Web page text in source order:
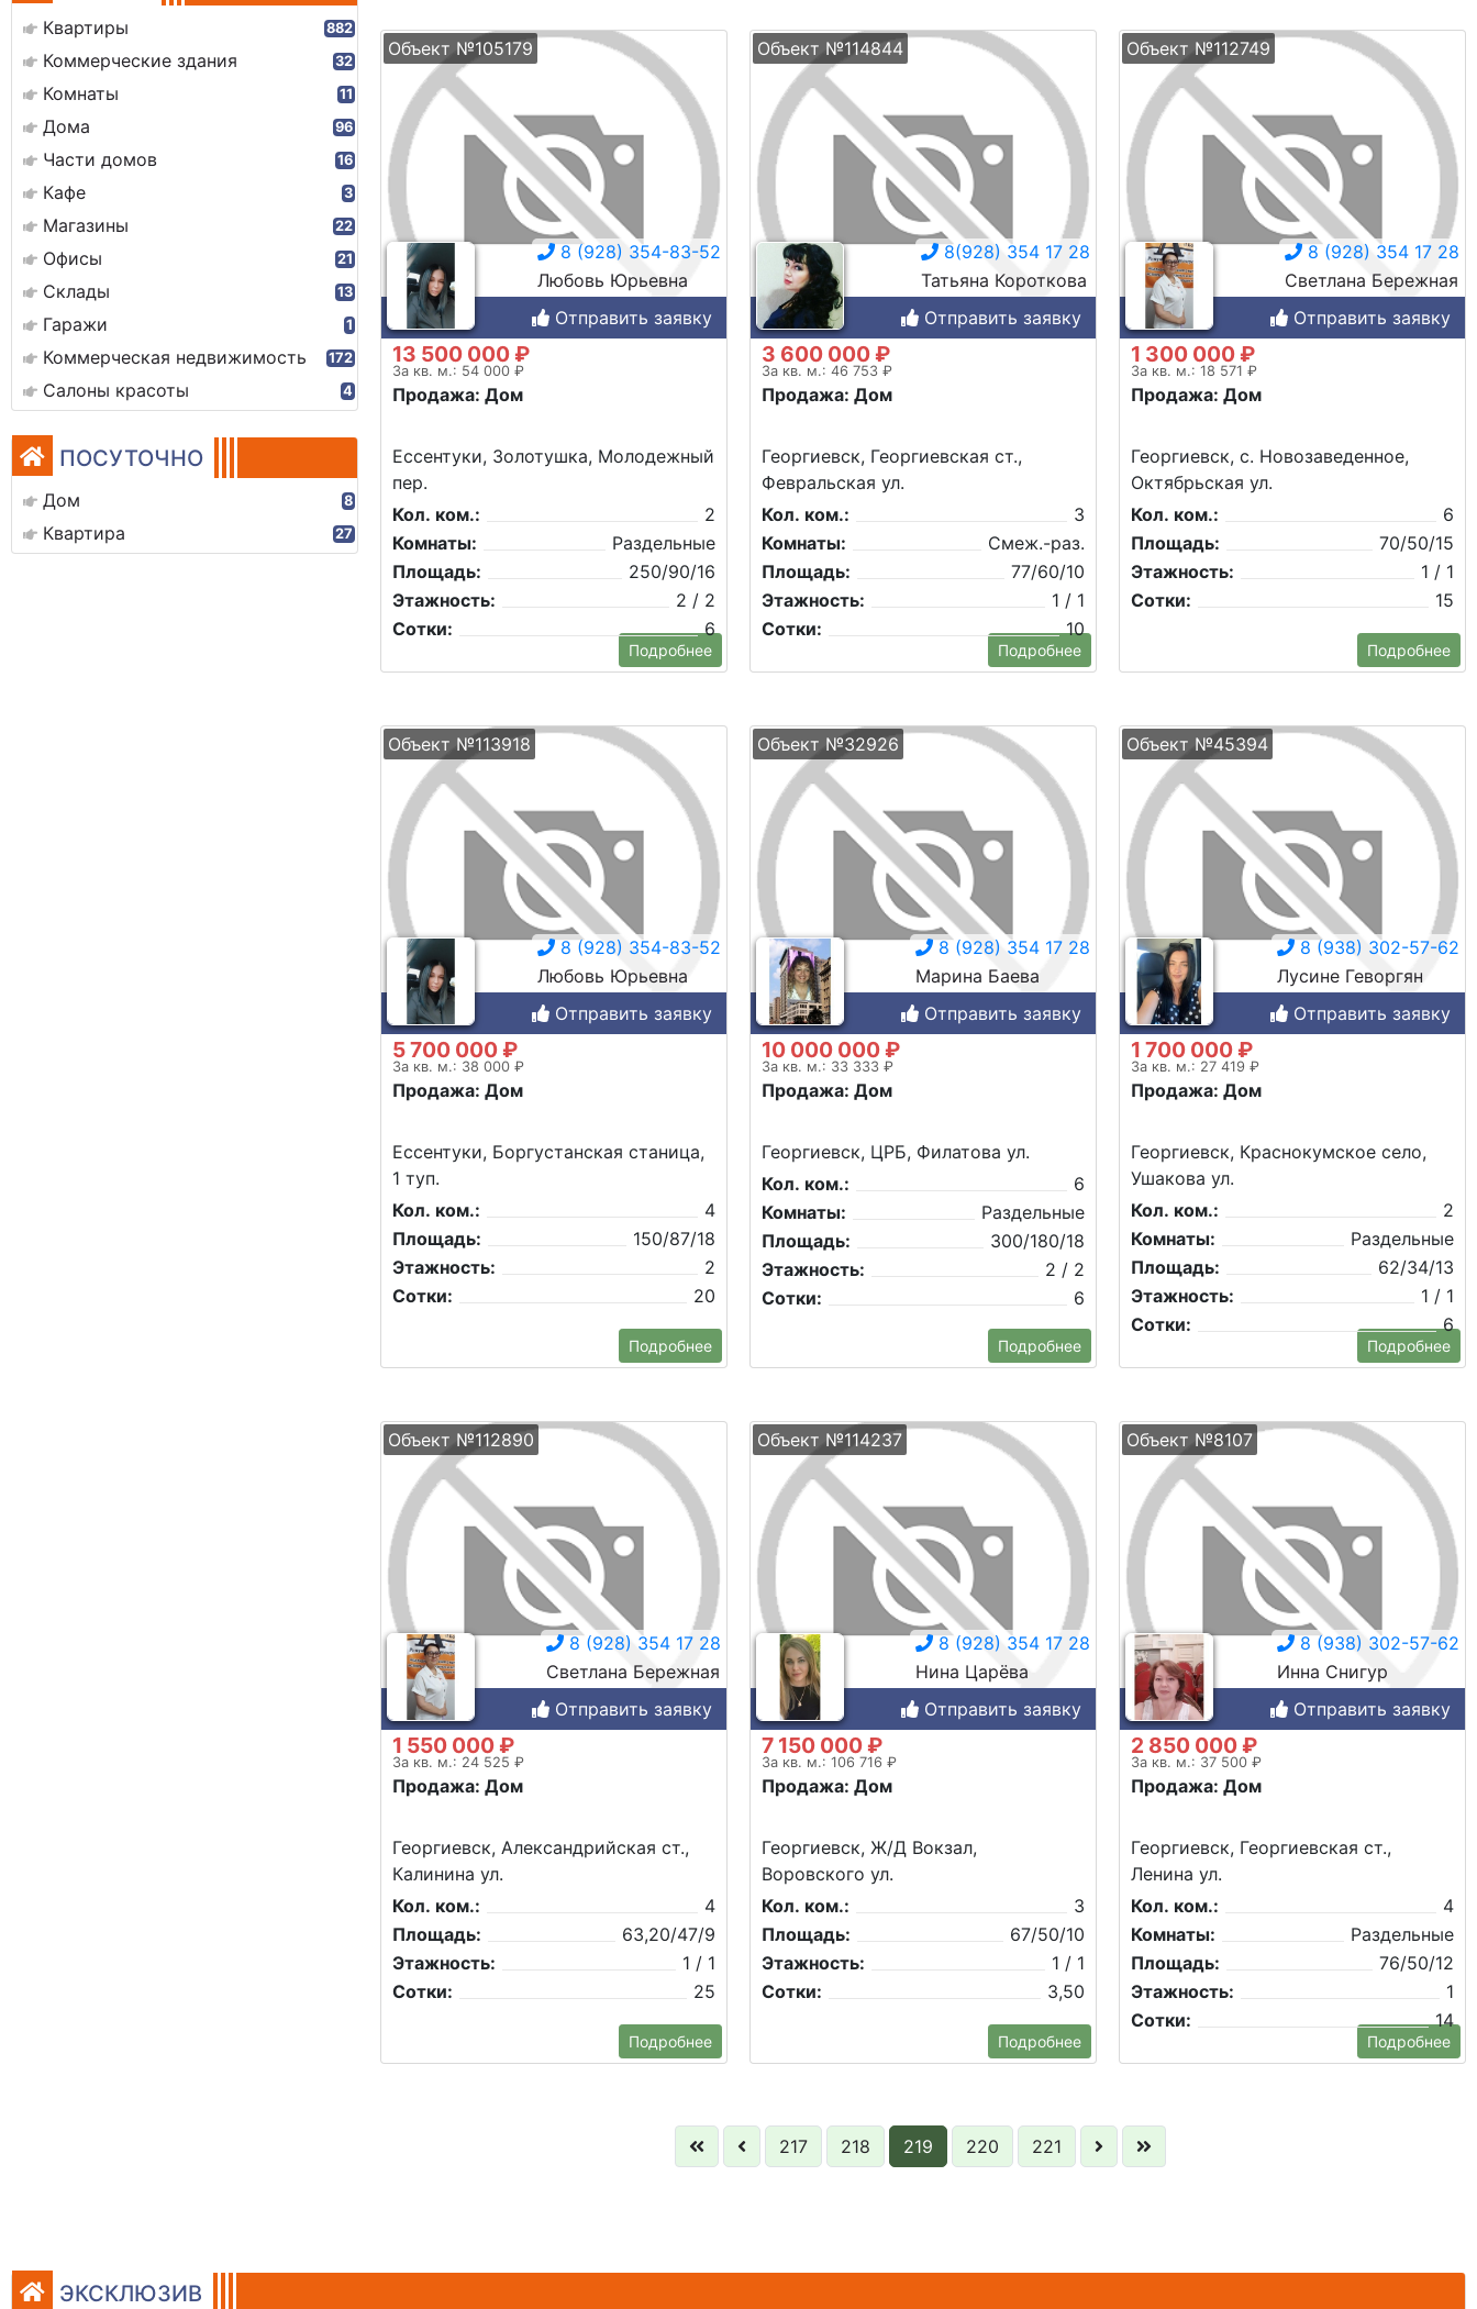
Квартиры 882
Коммерческие здания 32
Комнаты 11
Дома 96
Части домов 16
Кафе 3
Магазины 22
Офисы 21
Склады 13
Гаражи 1
Коммерческая недвижимость 172
Салоны красоты 4
ПОСУТОЧНО
Дом 8
Квартира 27
Объект №105179
8 (928) 354-83-52
Любовь Юрьевна
Отправить заявку
13 500 000 ₽
За кв. м.: 54 000 ₽
Продажа: Дом
Ессентуки, Золотушка, Молодежный
пер.
Кол. ком.:
2
Комнаты:
Раздельные
Площадь:
250/90/16
Этажность:
2 / 2
Сотки:
6
Подробнее
Объект №114844
8(928) 354 17 28
Татьяна Короткова
Отправить заявку
3 600 000 ₽
За кв. м.: 46 753 ₽
Продажа: Дом
Георгиевск, Георгиевская ст.,
Февральская ул.
Кол. ком.:
3
Комнаты:
Смеж.-раз.
Площадь:
77/60/10
Этажность:
1 / 1
Сотки:
10
Подробнее
Объект №112749
8 (928) 354 17 28
Светлана Бережная
Отправить заявку
1 300 000 ₽
За кв. м.: 18 571 ₽
Продажа: Дом
Георгиевск, с. Новозаведенное,
Октябрьская ул.
Кол. ком.:
6
Площадь:
70/50/15
Этажность:
1 / 1
Сотки:
15
Подробнее
Объект №113918
8 (928) 354-83-52
Любовь Юрьевна
Отправить заявку
5 700 000 ₽
За кв. м.: 38 000 ₽
Продажа: Дом
Ессентуки, Боргустанская станица,
1 туп.
Кол. ком.:
4
Площадь:
150/87/18
Этажность:
2
Сотки:
20
Подробнее
Объект №32926
8 (928) 354 17 28
Марина Баева
Отправить заявку
10 000 000 ₽
За кв. м.: 33 333 ₽
Продажа: Дом
Георгиевск, ЦРБ, Филатова ул.
Кол. ком.:
6
Комнаты:
Раздельные
Площадь:
300/180/18
Этажность:
2 / 2
Сотки:
6
Подробнее
Объект №45394
8 (938) 302-57-62
Лусине Геворгян
Отправить заявку
1 700 000 ₽
За кв. м.: 27 419 ₽
Продажа: Дом
Георгиевск, Краснокумское село,
Ушакова ул.
Кол. ком.:
2
Комнаты:
Раздельные
Площадь:
62/34/13
Этажность:
1 / 1
Сотки:
6
Подробнее
Объект №112890
8 (928) 354 17 28
Светлана Бережная
Отправить заявку
1 550 000 ₽
За кв. м.: 24 525 ₽
Продажа: Дом
Георгиевск, Александрийская ст.,
Калинина ул.
Кол. ком.:
4
Площадь:
63,20/47/9
Этажность:
1 / 1
Сотки:
25
Подробнее
Объект №114237
8 (928) 354 17 28
Нина Царёва
Отправить заявку
7 150 000 ₽
За кв. м.: 106 716 ₽
Продажа: Дом
Георгиевск, Ж/Д Вокзал,
Воровского ул.
Кол. ком.:
3
Площадь:
67/50/10
Этажность:
1 / 1
Сотки:
3,50
Подробнее
Объект №8107
8 (938) 302-57-62
Инна Снигур
Отправить заявку
2 850 000 ₽
За кв. м.: 37 500 ₽
Продажа: Дом
Георгиевск, Георгиевская ст.,
Ленина ул.
Кол. ком.:
4
Комнаты:
Раздельные
Площадь:
76/50/12
Этажность:
1
Сотки:
14
Подробнее
217 218 219 220 221
ЭКСКЛЮЗИВ